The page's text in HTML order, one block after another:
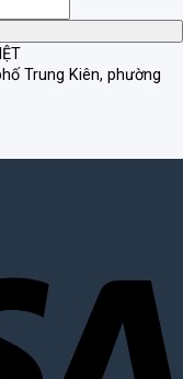
Trung Kiên, phường